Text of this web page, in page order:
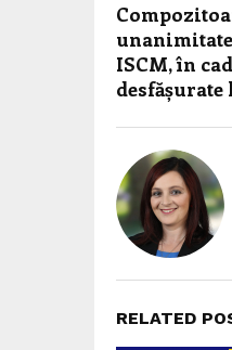
ISCM, în
RELATED